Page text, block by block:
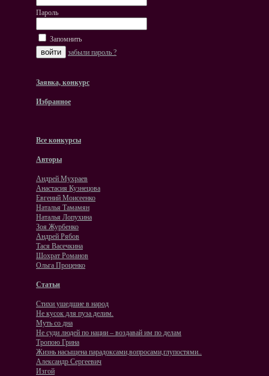
Пароль
Запомнить
забыли пароль ?
Заявка, конкурс
Избранное
Все конкурсы
Авторы
Андрей Мухраев
Анастасия Кузнецова
Евгений Моисеенко
Наталья Тамамян
Наталья Лопухина
Зоя Журбенко
Андрей Рябов
Тася Васечкина
Шохрат Романов
Ольга Проценко
Статьи
Стихи ушедшие в народ
Не кусок для пуза делим.
Муть со дна
Не суди людей по нации – воздавай им по делам
Тропою Грина
Жизнь насыщена парадоксами,вопросами,глупостями..
Александр Сергеевич
Изгой